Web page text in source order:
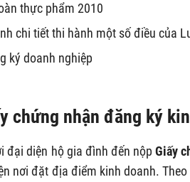
thực phẩm 2010
chi tiết thi hành một số điều của
ký doanh nghiệp
chứng nhận đăng ký
đại diện hộ gia đình đến nộpGiấy
nơi đặt địa điểm kinh doanh.